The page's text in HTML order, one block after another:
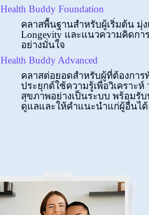
Health Buddy Foundation
คลาสพื้นฐานสำหรับผู้เริ่มต้น มุ่
Longevity และแนวความคิดก
อย่างมั่นใจ
Health Buddy Advanced
คลาสต่อยอดสำหรับผู้ที่ต้องกา
ประยุกต์ใช้ความรู้เพื่อวิเคราะ
สุขภาพอย่างเป็นระบบ พร้อมรั
ดูแลและให้คำแนะนำแก่ผู้อื่นไ